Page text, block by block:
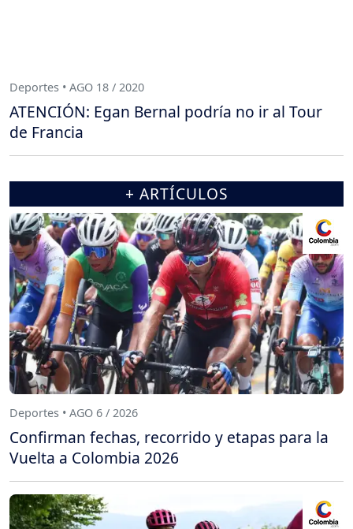
Deportes • AGO 18 / 2020
ATENCIÓN: Egan Bernal podría no ir al Tour
de Francia
+ ARTÍCULOS
Deportes • AGO 6 / 2026
Confirman fechas, recorrido y etapas para la
Vuelta a Colombia 2026